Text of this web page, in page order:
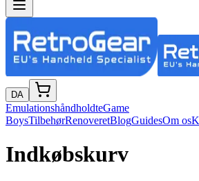
DA
EmulationshåndholdteGame
BoysTilbehørRenoveretBlogGuidesOm os
Indkøbskurv